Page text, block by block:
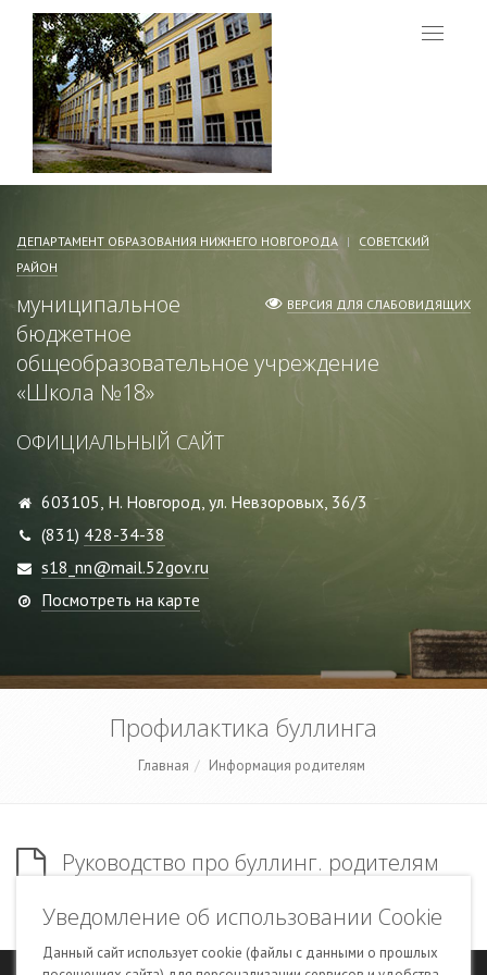
Уведомление об использовании Cookie
Данный сайт использует cookie (файлы с данными о прошлых
Меню
ДЕПАРТАМЕНТ ОБРАЗОВАНИЯ НИЖНЕГО НОВГОРОДА
СОВЕТСКИЙ
РАЙОН
ВЕРСИЯ ДЛЯ СЛАБОВИДЯЩИХ
муниципальное
бюджетное
общеобразовательное учреждение
«Школа №18»
ОФИЦИАЛЬНЫЙ САЙТ
603105, Н. Новгород, ул. Невзоровых, 36/3
(831) 428-34-38
s18_nn@mail.52gov.ru
Посмотреть на карте
Профилактика буллинга
Главная Информация родителям
Руководство про буллинг. родителям
Буллинг. Как не стать жертвой.